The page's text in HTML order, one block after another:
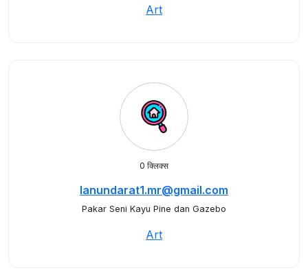
Art
0 क्लिक्स
lanundarat1.mr@gmail.com
Pakar Seni Kayu Pine dan Gazebo
Art